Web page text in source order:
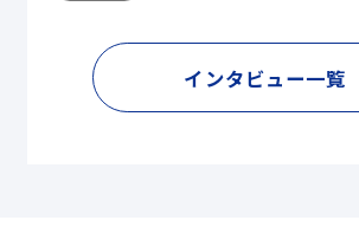
インタビュー一覧